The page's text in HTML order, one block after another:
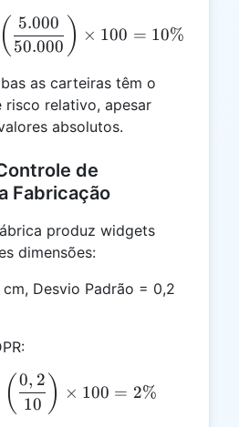
DPR_B = \left(
( 50.000
5.000 ) × 100 = 10%
as carteiras têm o
risco relativo, apesar
absolutos.
de
Fabricação
produz widgets
dimensões:
Desvio Padrão = 0,2
DPR = \left(
( 10
0, 2 ) × 100 = 2%